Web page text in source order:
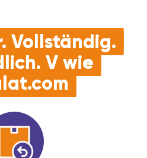
Vollständig.
V wie